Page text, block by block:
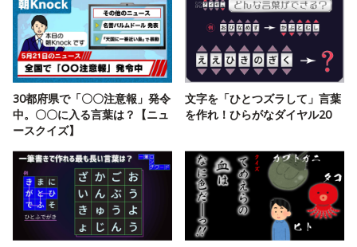
30都府県で「〇〇注意報」発令
中。〇〇に入る言葉は？【ニュ
ースクイズ】
文字を「ひとつズラして」言葉
を作れ！ひらがなダイヤル20